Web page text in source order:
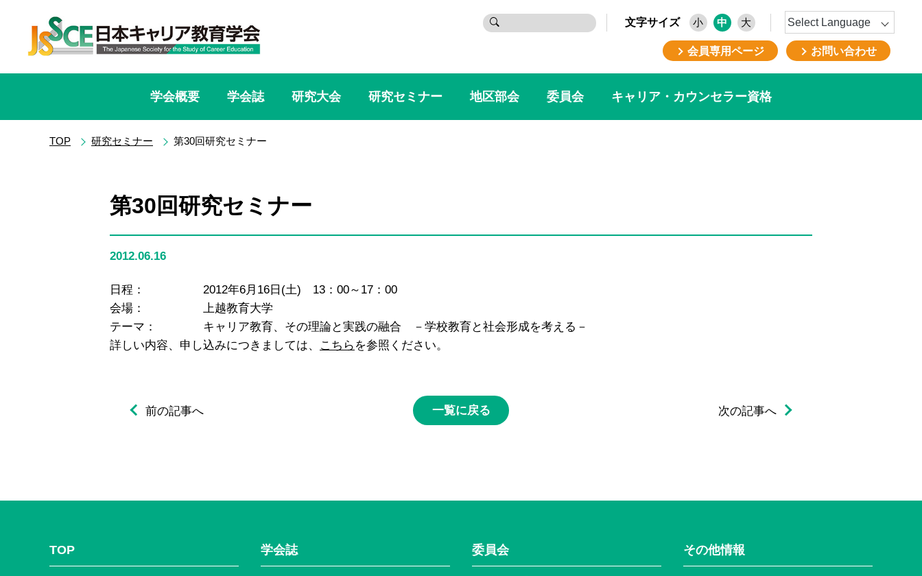
検
文字サイズ 小 中 大
会員専用ページ お問い合わせ
学会概要 学会誌 研究大会 研究セミナー 地区部会 委員会 キャリア・カウンセラー資格
TOP 研究セミナー 第30回研究セミナー
第30回研究セミナー
2012.06.16
日程： 2012年6月16日(土) 13：00～17：00
会場： 上越教育大学
テーマ： キャリア教育、その理論と実践の融合 －学校教育と社会形成を考える－
詳しい内容、申し込みにつきましては、
こちら を参照ください。
前の記事へ 次の記事へ
一覧に戻る
TOP 学会誌 委員会 その他情報